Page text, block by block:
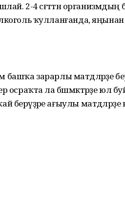
2-4 сәғәттән
ҡулланғанда,
һәм башҡа зарарлы матдәләрҙе
осраҡта ла бәшмәктәрҙе юл
ағыулы матдәләрҙе